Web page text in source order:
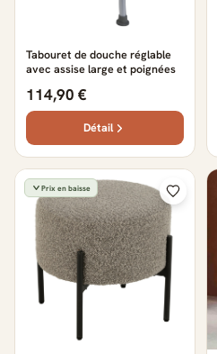
Tabouret de douche réglable
avec assise large et poignées
114,90 €
Détail
Prix en baisse